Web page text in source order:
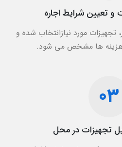
و تعیین شرایط اجاره
تجهیزات مورد نیازانتخاب شده و
هزینه‌ ها مشخص می شود.
03
تجهیزات در محل